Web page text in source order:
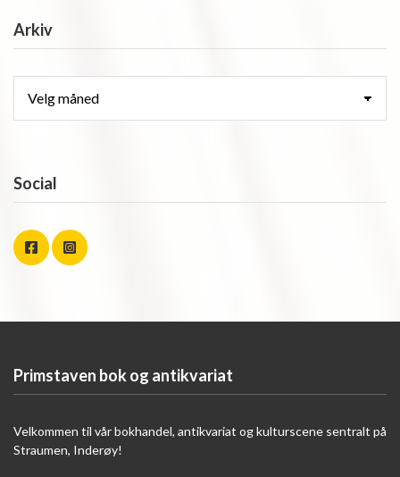
Arkiv
Social
Primstaven bok og antikvariat
Velkommen til vår bokhandel, antikvariat og kulturscene sentralt på
Straumen, Inderøy!